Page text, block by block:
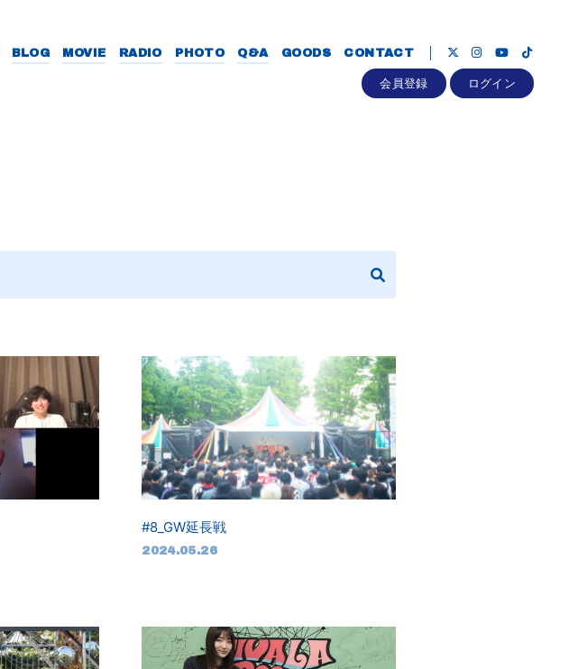
BLOG MOVIE RADIO PHOTO Q&A GOODS CONTACT
会員登録 ログイン
#8_GW延長戦
2024.05.26